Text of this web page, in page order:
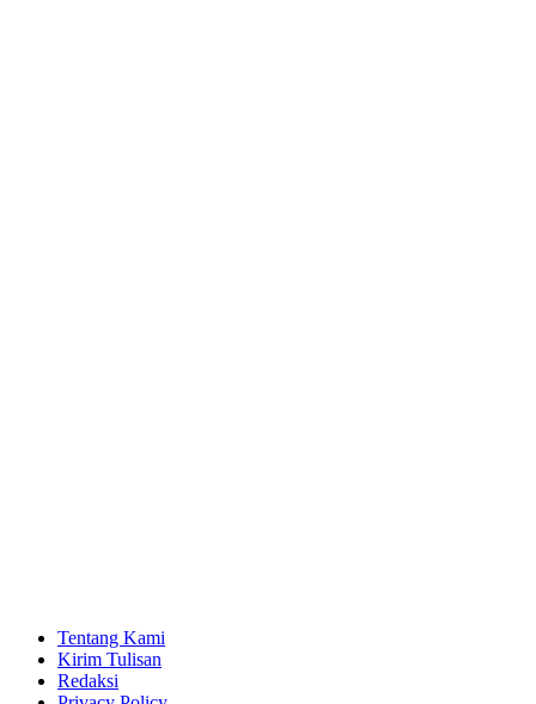
Tentang Kami
Kirim Tulisan
Redaksi